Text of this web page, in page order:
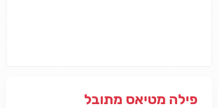
פילה מטיאס מתובל